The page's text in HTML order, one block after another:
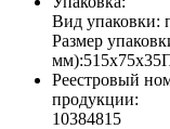
Вид упаковки:
Размер
Реестровый
продукции:
10384815